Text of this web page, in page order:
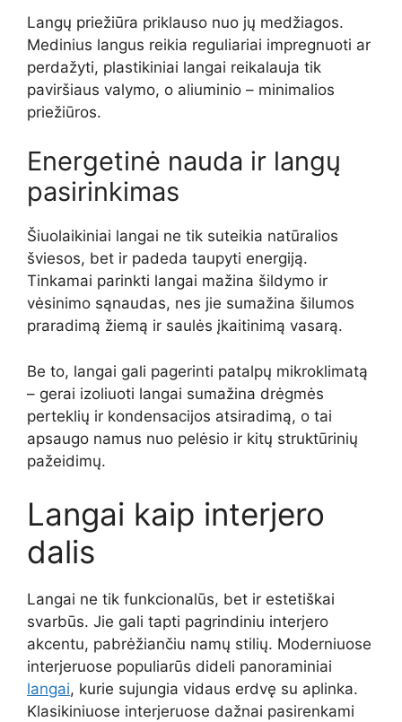
Langų priežiūra priklauso nuo jų medžiagos.
Medinius langus reikia reguliariai impregnuoti ar
perdažyti, plastikiniai langai reikalauja tik
paviršiaus valymo, o aliuminio – minimalios
priežiūros.
Energetinė nauda ir langų
pasirinkimas
Šiuolaikiniai langai ne tik suteikia natūralios
šviesos, bet ir padeda taupyti energiją.
Tinkamai parinkti langai mažina šildymo ir
vėsinimo sąnaudas, nes jie sumažina šilumos
praradimą žiemą ir saulės įkaitinimą vasarą.
Be to, langai gali pagerinti patalpų mikroklimatą
– gerai izoliuoti langai sumažina drėgmės
perteklių ir kondensacijos atsiradimą, o tai
apsaugo namus nuo pelėsio ir kitų struktūrinių
pažeidimų.
Langai kaip interjero
dalis
Langai ne tik funkcionalūs, bet ir estetiškai
svarbūs. Jie gali tapti pagrindiniu interjero
akcentu, pabrėžiančiu namų stilių. Moderniuose
interjeruose populiarūs dideli panoraminiai
langai, kurie sujungia vidaus erdvę su aplinka.
Klasikiniuose interjeruose dažnai pasirenkami